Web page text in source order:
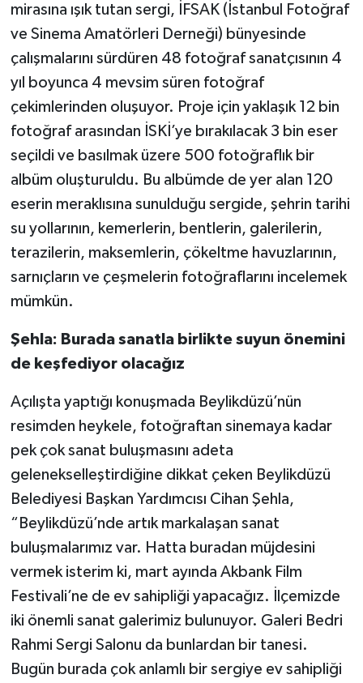
mirasına ışık tutan sergi, İFSAK (İstanbul Fotoğraf
ve Sinema Amatörleri Derneği) bünyesinde
çalışmalarını sürdüren 48 fotoğraf sanatçısının 4
yıl boyunca 4 mevsim süren fotoğraf
çekimlerinden oluşuyor. Proje için yaklaşık 12 bin
fotoğraf arasından İSKİ’ye bırakılacak 3 bin eser
seçildi ve basılmak üzere 500 fotoğraflık bir
albüm oluşturuldu. Bu albümde de yer alan 120
eserin meraklısına sunulduğu sergide, şehrin tarihi
su yollarının, kemerlerin, bentlerin, galerilerin,
terazilerin, maksemlerin, çökeltme havuzlarının,
sarnıçların ve çeşmelerin fotoğraflarını incelemek
mümkün.
Şehla: Burada sanatla birlikte suyun önemini
de keşfediyor olacağız
Açılışta yaptığı konuşmada Beylikdüzü’nün
resimden heykele, fotoğraftan sinemaya kadar
pek çok sanat buluşmasını adeta
gelenekselleştirdiğine dikkat çeken Beylikdüzü
Belediyesi Başkan Yardımcısı Cihan Şehla,
“Beylikdüzü’nde artık markalaşan sanat
buluşmalarımız var. Hatta buradan müjdesini
vermek isterim ki, mart ayında Akbank Film
Festivali’ne de ev sahipliği yapacağız. İlçemizde
iki önemli sanat galerimiz bulunuyor. Galeri Bedri
Rahmi Sergi Salonu da bunlardan bir tanesi.
Bugün burada çok anlamlı bir sergiye ev sahipliği